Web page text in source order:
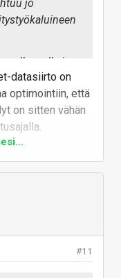
jo
alkaa olla jo
ei oikein voi
hirveästi
vaan
datasiirto on
optimointiin, että
on sitten vähän
pelkään, että
avaamassa
tarpeetonta
Toki
#11